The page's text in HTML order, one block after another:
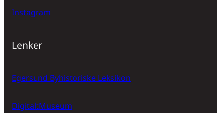
Instagram
Lenker
Egersund Byhistoriske Leksikon
DigitaltMuseum